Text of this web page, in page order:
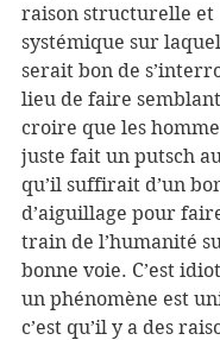
raison structurelle et
systémique sur
serait bon de
lieu de faire
croire que les
juste fait un putsch
qu’il suffirait d’un
d’aiguillage pour
train de l’humanité
bonne voie. C’est
un phénomène est
c’est qu’il y a des